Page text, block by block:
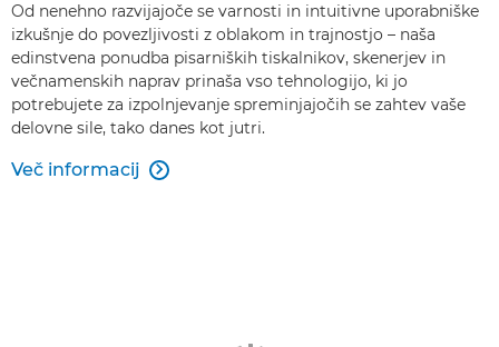
Od nenehno razvijajoče se varnosti in intuitivne uporabniške
izkušnje do povezljivosti z oblakom in trajnostjo – naša
edinstvena ponudba pisarniških tiskalnikov, skenerjev in
večnamenskih naprav prinaša vso tehnologijo, ki jo
potrebujete za izpolnjevanje spreminjajočih se zahtev vaše
delovne sile, tako danes kot jutri.
Več informacij 